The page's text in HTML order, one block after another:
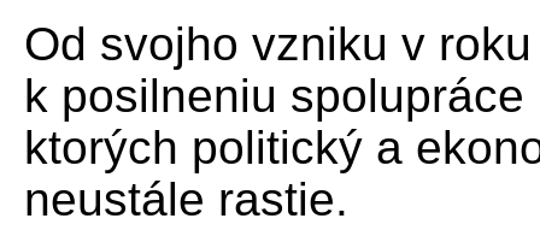
Od svojho vzniku v
k posilneniu
ktorých politický a
neustále rastie.